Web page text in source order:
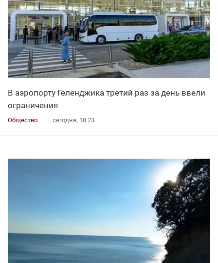
В аэропорту Геленджика третий раз за день ввели
ограничения
Общество сегодня, 18:23